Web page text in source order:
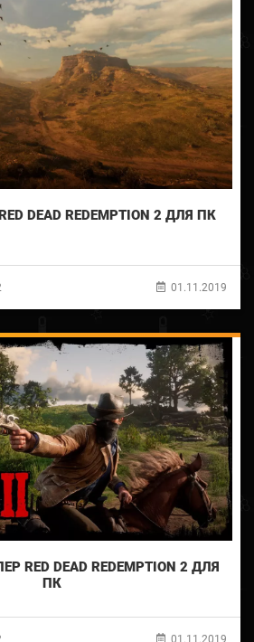
DEAD REDEMPTION 2 ДЛЯ ПК
01.11.2019
RED DEAD REDEMPTION 2 ДЛЯ
ПК
01.11.2019